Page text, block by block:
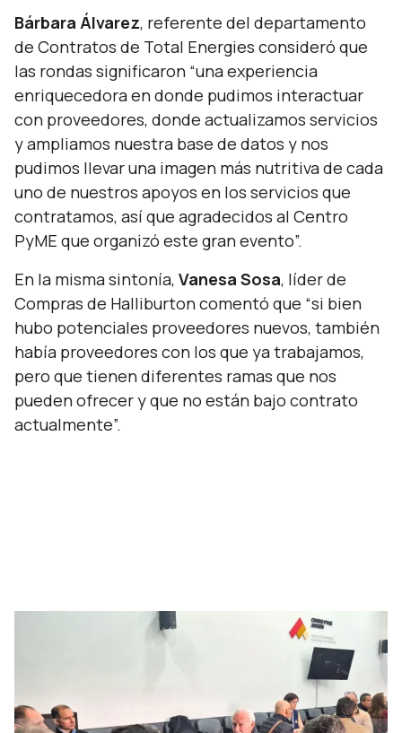
Bárbara Álvarez, referente del departamento
de Contratos de Total Energies consideró que
las rondas significaron “una experiencia
enriquecedora en donde pudimos interactuar
con proveedores, donde actualizamos servicios
y ampliamos nuestra base de datos y nos
pudimos llevar una imagen más nutritiva de cada
uno de nuestros apoyos en los servicios que
contratamos, así que agradecidos al Centro
PyME que organizó este gran evento”.
En la misma sintonía, Vanesa Sosa, líder de
Compras de Halliburton comentó que “si bien
hubo potenciales proveedores nuevos, también
había proveedores con los que ya trabajamos,
pero que tienen diferentes ramas que nos
pueden ofrecer y que no están bajo contrato
actualmente”.